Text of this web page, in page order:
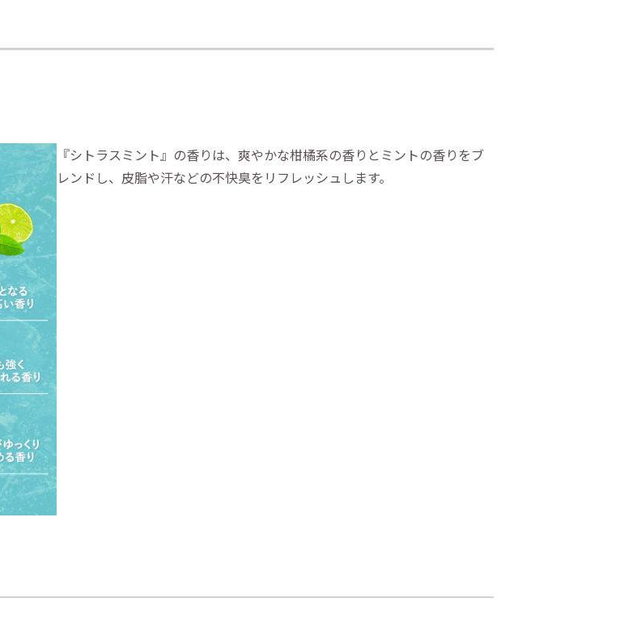
『シトラスミント』の香りは、爽やかな柑橘系の香りとミントの香りをブ
レンドし、皮脂や汗などの不快臭をリフレッシュします。